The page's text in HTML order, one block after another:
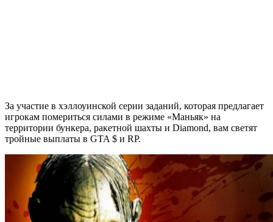
За участие в хэллоуинской серии заданий, которая предлагает
игрокам помериться силами в режиме «Маньяк» на
территории бункера, ракетной шахты и Diamond, вам светят
тройные выплаты в GTA $ и RP.